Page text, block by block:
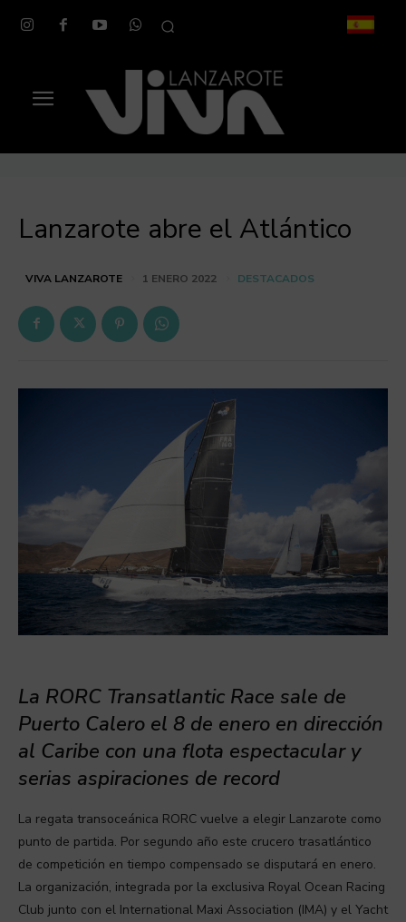
Lanzarote abre el Atlántico
VIVA LANZAROTE 1 ENERO 2022 DESTACADOS
La RORC Transatlantic Race sale de
Puerto Calero el 8 de enero en dirección
al Caribe con una flota espectacular y
serias aspiraciones de record
La regata transoceánica RORC vuelve a elegir Lanzarote como
punto de partida. Por segundo año este crucero trasatlántico
de competición en tiempo compensado se disputará en enero.
La organización, integrada por la exclusiva Royal Ocean Racing
Club junto con el International Maxi Association (IMA) y el Yacht